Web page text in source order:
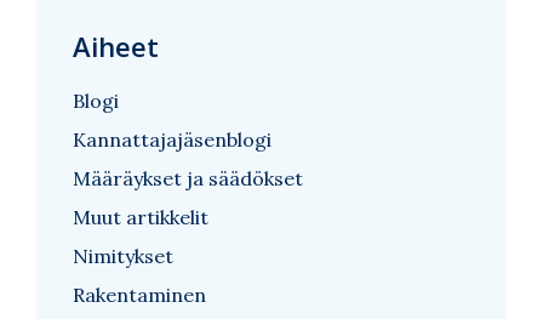
Aiheet
Blogi
Kannattajajäsenblogi
Määräykset ja säädökset
Muut artikkelit
Nimitykset
Rakentaminen